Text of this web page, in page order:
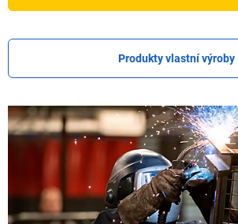
Produkty vlastní výroby